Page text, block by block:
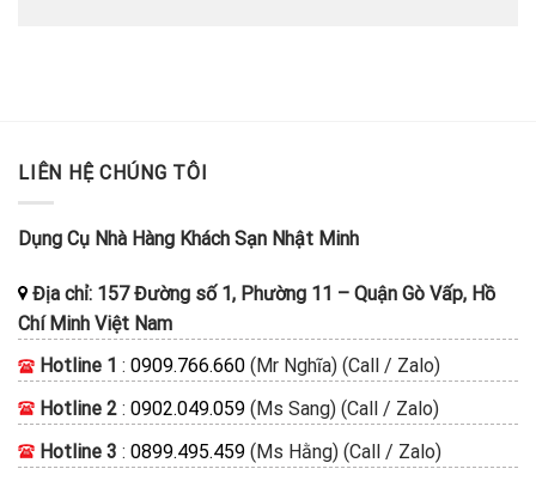
LIÊN HỆ CHÚNG TÔI
Dụng Cụ Nhà Hàng Khách Sạn Nhật Minh
Địa chỉ: 157 Đường số 1, Phường 11 – Quận Gò Vấp, Hồ
Chí Minh Việt Nam
Hotline 1 : 0909.766.660 (Mr Nghĩa) (Call / Zalo)
Hotline 2 : 0902.049.059 (Ms Sang) (Call / Zalo)
Hotline 3 : 0899.495.459 (Ms Hằng) (Call / Zalo)